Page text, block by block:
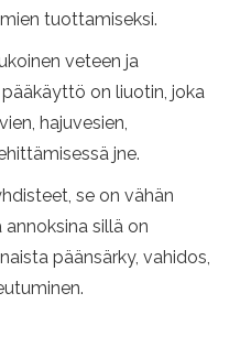
tuottamiseksi.
veteen ja
on liuotin, joka
hajuvesien,
jne.
se on vähän
sillä on
päänsärky, vahidos,